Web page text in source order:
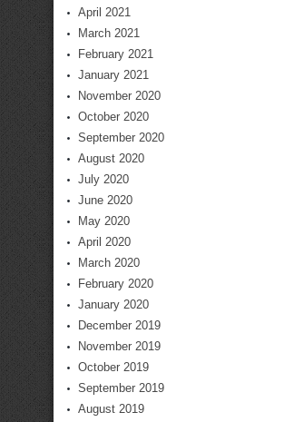
April 2021
March 2021
February 2021
January 2021
November 2020
October 2020
September 2020
August 2020
July 2020
June 2020
May 2020
April 2020
March 2020
February 2020
January 2020
December 2019
November 2019
October 2019
September 2019
August 2019